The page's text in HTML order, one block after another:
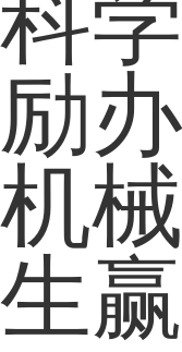
励
机
生